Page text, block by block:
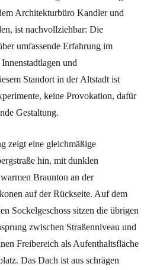
Architekturbüro Kandler und
ist nachvollziehbar: Die
umfassende Erfahrung im
und
Standort in der Altstadt ist
keine Provokation, dafür
Gestaltung.
zeigt eine gleichmäßige
hin, mit dunklen
Braunton an der
auf der Rückseite. Auf dem
Sockelgeschoss sitzen die übrigen
zwischen Straßenniveau und
Freibereich als Aufenthaltsfläche
Das Dach ist aus schrägen